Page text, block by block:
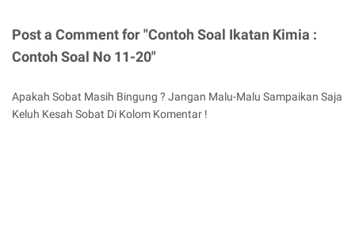
Post a Comment for "Contoh Soal Ikatan Kimia :
Contoh Soal No 11-20"
Apakah Sobat Masih Bingung ? Jangan Malu-Malu Sampaikan Saja
Keluh Kesah Sobat Di Kolom Komentar !